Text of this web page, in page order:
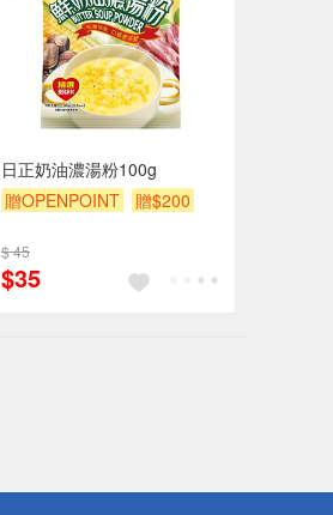
日正奶油濃湯粉100g
贈OPENPOINT
贈$200
$ 45
$35